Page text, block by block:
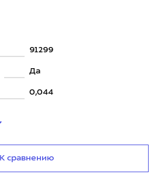
91299
Да
0,044
К сравнению